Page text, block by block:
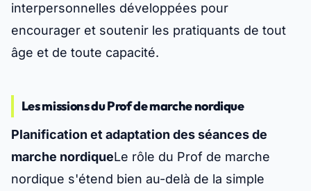
interpersonnelles développées pour
encourager et soutenir les pratiquants de tout
âge et de toute capacité.
Les missions du Prof de marche nordique
Planification et adaptation des séances de
marche nordiqueLe rôle du Prof de marche
nordique s'étend bien au-delà de la simple